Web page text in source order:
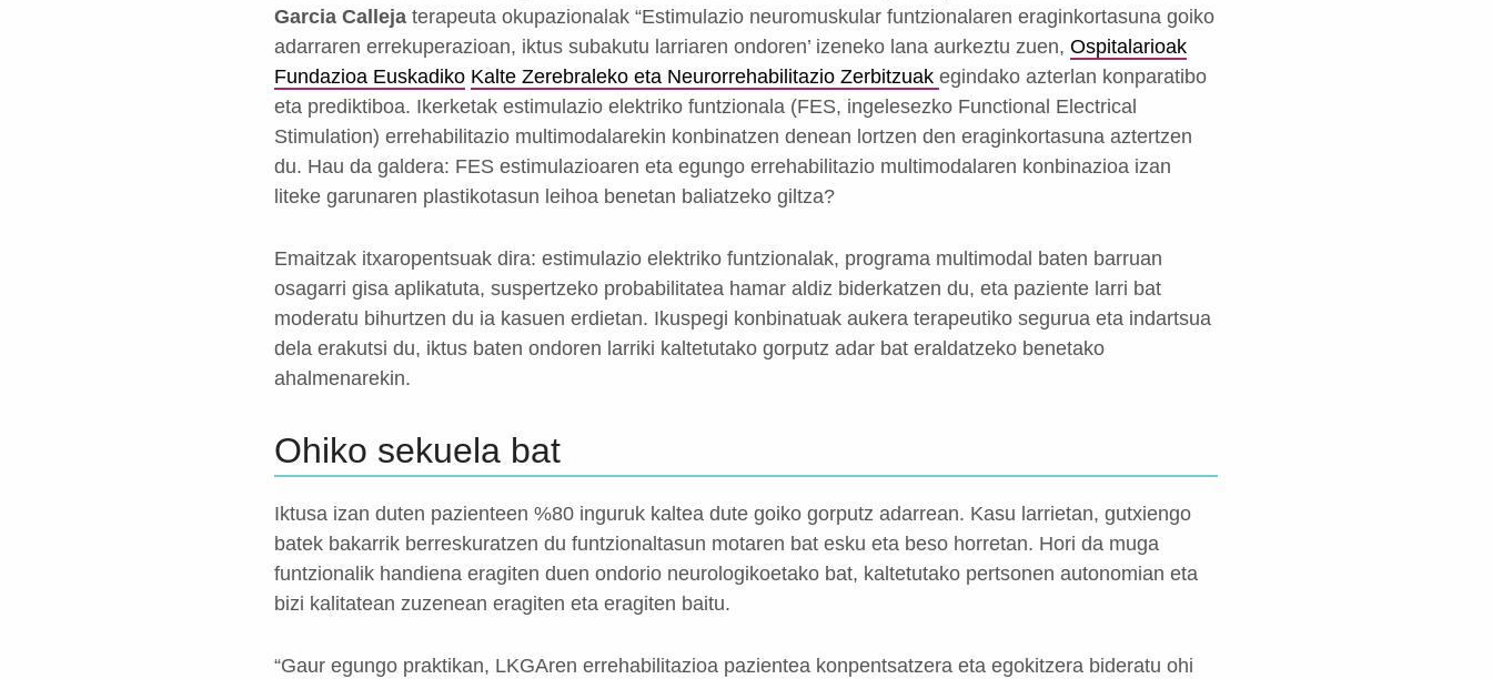
Garcia Calleja terapeuta okupazionalak “Estimulazio neuromuskular funtzionalaren eraginkortasuna goiko
adarraren errekuperazioan, iktus subakutu larriaren ondoren’ izeneko lana aurkeztu zuen, Ospitalarioak
Fundazioa Euskadiko Kalte Zerebraleko eta Neurorrehabilitazio Zerbitzuak egindako azterlan konparatibo
eta prediktiboa. Ikerketak estimulazio elektriko funtzionala (FES, ingelesezko Functional Electrical
Stimulation) errehabilitazio multimodalarekin konbinatzen denean lortzen den eraginkortasuna aztertzen
du. Hau da galdera: FES estimulazioaren eta egungo errehabilitazio multimodalaren konbinazioa izan
liteke garunaren plastikotasun leihoa benetan baliatzeko giltza?
Emaitzak itxaropentsuak dira: estimulazio elektriko funtzionalak, programa multimodal baten barruan
osagarri gisa aplikatuta, suspertzeko probabilitatea hamar aldiz biderkatzen du, eta paziente larri bat
moderatu bihurtzen du ia kasuen erdietan. Ikuspegi konbinatuak aukera terapeutiko segurua eta indartsua
dela erakutsi du, iktus baten ondoren larriki kaltetutako gorputz adar bat eraldatzeko benetako
ahalmenarekin.
Ohiko sekuela bat
Iktusa izan duten pazienteen %80 inguruk kaltea dute goiko gorputz adarrean. Kasu larrietan, gutxiengo
batek bakarrik berreskuratzen du funtzionaltasun motaren bat esku eta beso horretan. Hori da muga
funtzionalik handiena eragiten duen ondorio neurologikoetako bat, kaltetutako pertsonen autonomian eta
bizi kalitatean zuzenean eragiten eta eragiten baitu.
“Gaur egungo praktikan, LKGAren errehabilitazioa pazientea konpentsatzera eta egokitzera bideratu ohi